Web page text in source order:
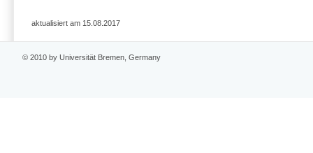
aktualisiert am 15.08.2017
© 2010 by Universität Bremen, Germany